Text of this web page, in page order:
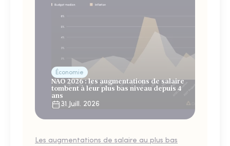
Économie
NAO 2026 : les augmentations de salaire
tombent à leur plus bas niveau depuis 4
ans
31 Juill. 2026
Les augmentations de salaire au plus bas